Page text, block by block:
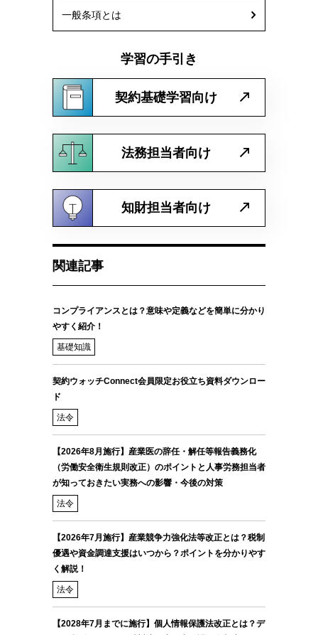
一般条項とは
学習の手引き
契約基礎学習向け
法務担当者向け
知財担当者向け
関連記事
コンプライアンスとは？意味や定義などを簡単に分かり
やすく紹介！
基礎知識
契約ウォッチConnect会員限定お役立ち資料ダウンロー
ド
法令
【2026年8月施行】産業医の辞任・解任等報告義務化
（労働安全衛生規則改正）のポイントと人事労務担当者
が知っておきたい実務への影響・今後の対策
法令
【2026年7月施行】産業競争力強化法等改正とは？税制
優遇や資金調達支援はいつから？ポイントを分かりやす
く解説！
法令
【2028年7月までに施行】個人情報保護法改正とは？デ